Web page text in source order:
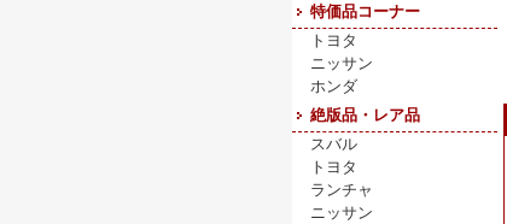
特価品コーナー
トヨタ
ニッサン
ホンダ
絶版品・レア品
スバル
トヨタ
ランチャ
ニッサン